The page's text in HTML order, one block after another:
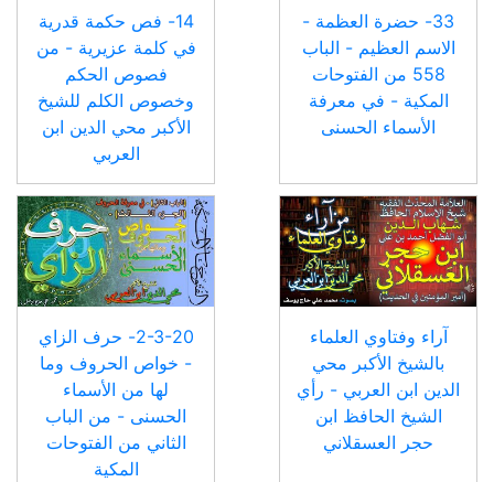
33- حضرة العظمة -
الاسم العظيم - الباب
558 من الفتوحات
المكية - في معرفة
الأسماء الحسنى
14- فص حكمة قدرية
في كلمة عزيرية - من
فصوص الحكم
وخصوص الكلم للشيخ
الأكبر محي الدين ابن
العربي
آراء وفتاوي العلماء
بالشيخ الأكبر محي
الدين ابن العربي - رأي
الشيخ الحافظ ابن
حجر العسقلاني
2-3-20- حرف الزاي
- خواص الحروف وما
لها من الأسماء
الحسنى - من الباب
الثاني من الفتوحات
المكية